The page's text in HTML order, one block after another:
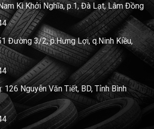
Kì Khởi Nghĩa, p.1, Đà Lạt, Lâm Đồng
Đường 3/2, p.Hưng Lợi, q.Ninh Kiều,
126 Nguyễn Văn Tiết, BD, Tỉnh Bình